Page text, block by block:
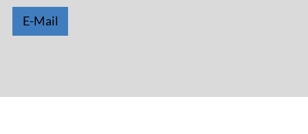
E-Mail